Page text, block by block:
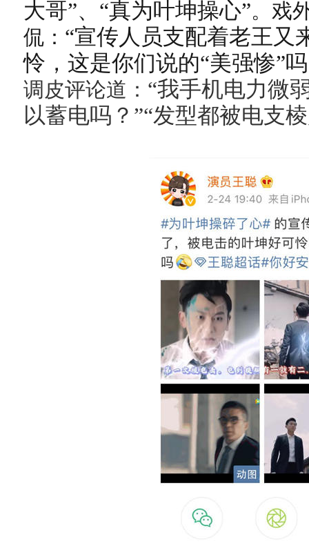
大哥”、“真为叶坤操心”。戏
侃： “宣传人员支配着老王又
怜，这是你们说的“美强惨”
调皮评论道： “我手机电力微
以蓄电吗？”“发型都被电支